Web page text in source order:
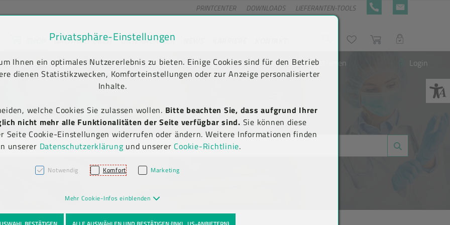
springen [AK + 2]
[AK + 5]
PRINTCENTER DOWNLOADS LIEFERANTEN-TOOLS +43 5576 7177 818
NACHHALTIGKEIT UNTERNEHMEN WunschlisteWarenkorb
LOGIN
Kauf auf Rechnung
(B2B)
Newsletter-Anmeldung Neu registrieren Login
Privatsphäre-Einstellungen
Ihnen ein optimales Nutzererlebnis zu bieten. Einige Cookies sind für den Betrieb
dienen Statistikzwecken, Komforteinstellungen oder zur Anzeige personalisierter
Inhalte.
welche Cookies Sie zulassen wollen. Bitte beachten Sie, dass aufgrund Ihrer
nicht mehr alle Funktionalitäten der Seite verfügbar sind. Sie können diese
Seite Cookie-Einstellungen widerrufen oder ändern. Weitere Informationen finden
unserer Datenschutzerklärung und unserer Cookie-Richtlinie.
Notwendig Komfort Marketing
Mehr Cookie-Infos einblenden